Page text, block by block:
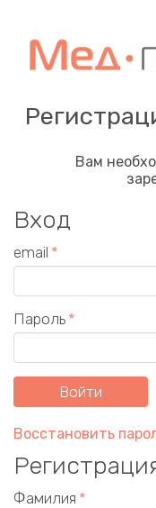
Вам
Вход
email
Пароль
Восстановить
Фамилия